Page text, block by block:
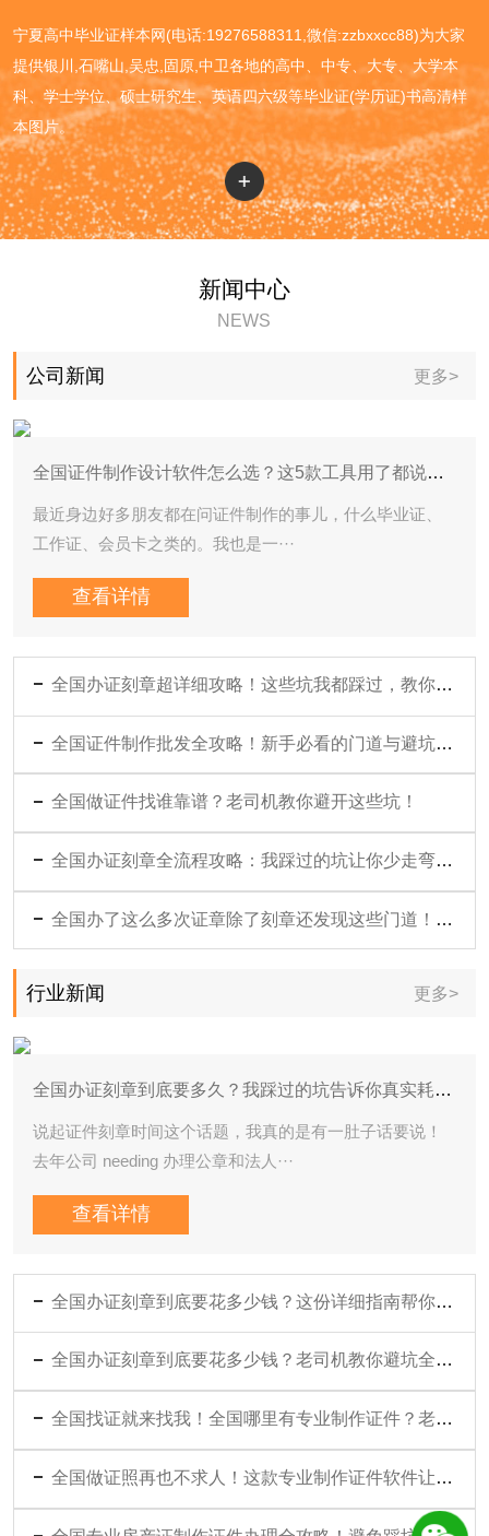
宁夏高中毕业证样本网(电话:19276588311,微信:zzbxxcc88)为大家
提供银川,石嘴山,吴忠,固原,中卫各地的高中、中专、大专、大学本
科、学士学位、硕士研究生、英语四六级等毕业证(学历证)书高清样
本图片。
新闻中心
NEWS
公司新闻 更多>
全国证件制作设计软件怎么选？这5款工具用了都说好！
最近身边好多朋友都在问证件制作的事儿，什么毕业证、
工作证、会员卡之类的。我也是一···
查看详情
全国办证刻章超详细攻略！这些坑我都踩过，教你一次性搞定不用跑第二趟
全国证件制作批发全攻略！新手必看的门道与避坑指南
全国做证件找谁靠谱？老司机教你避开这些坑！
全国办证刻章全流程攻略：我踩过的坑让你少走弯路！
全国办了这么多次证章除了刻章还发现这些门道！新手必看避坑指南
行业新闻 更多>
全国办证刻章到底要多久？我踩过的坑告诉你真实耗时！
说起证件刻章时间这个话题，我真的是有一肚子话要说！
去年公司 needing 办理公章和法人···
查看详情
全国办证刻章到底要花多少钱？这份详细指南帮你省心又省钱！
全国办证刻章到底要花多少钱？老司机教你避坑全攻略！
全国找证就来找我！全国哪里有专业制作证件？老手教你避坑指南
全国做证照再也不求人！这款专业制作证件软件让我省了多少事